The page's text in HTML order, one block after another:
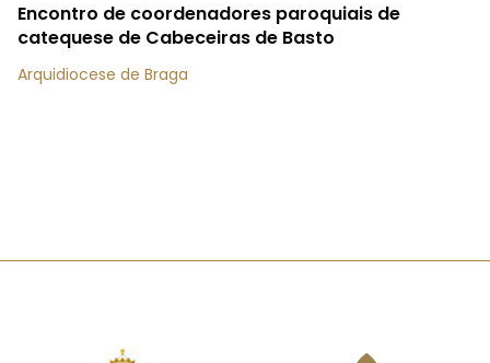
Encontro de coordenadores paroquiais de
catequese de Cabeceiras de Basto
Arquidiocese de Braga